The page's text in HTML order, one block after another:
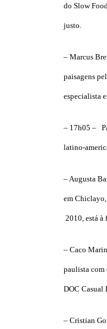
do Slow
justo.
– Marcus
paisagens
especialista
– 17h05 –
latino-
– Augusta
em
2010, está à
– Caco
paulista com
DOC Casual
– Cristian